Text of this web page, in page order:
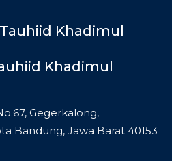
Khadimul
Gegerkalong,
Bandung, Jawa Barat 40153